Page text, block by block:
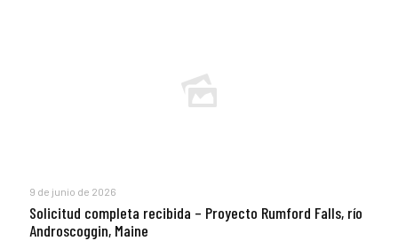
9 de junio de 2026
Solicitud completa recibida – Proyecto Rumford Falls, río
Androscoggin, Maine